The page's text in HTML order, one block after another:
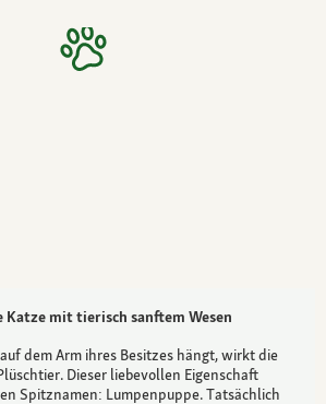
Katze mit tierisch sanftem Wesen
dem Arm ihres Besitzes hängt, wirkt die
Dieser liebevollen Eigenschaft
Spitznamen: Lumpenpuppe. Tatsächlich